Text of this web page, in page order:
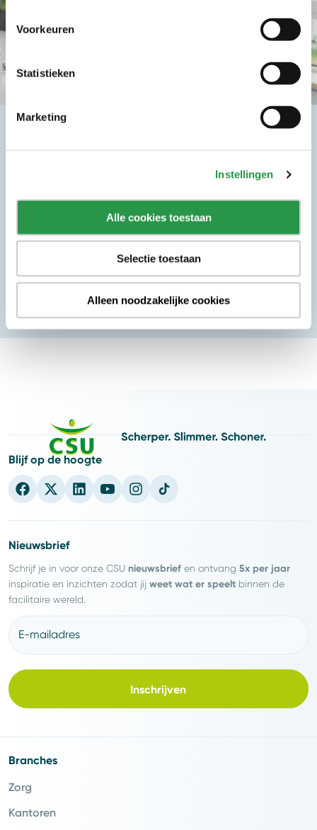
Voorkeuren
Statistieken
Marketing
Instellingen
Alle cookies toestaan
Selectie toestaan
Alleen noodzakelijke cookies
schoonmaak
Samen werken aan een fijne en hygiënische werk- en
Dát is wat wij doen. Vraag vrijblijvend jouw offerte aan
kunnen betekenen.
Contact opnemen
Blijf op de hoogte
Nieuwsbrief
Schrijf je in voor onze CSU nieuwsbrief en ontvang 5x per jaar
inspiratie en inzichten zodat jij weet wat er speelt binnen de
facilitaire wereld.
E-mailadres
Inschrijven
Branches
Zorg
Kantoren